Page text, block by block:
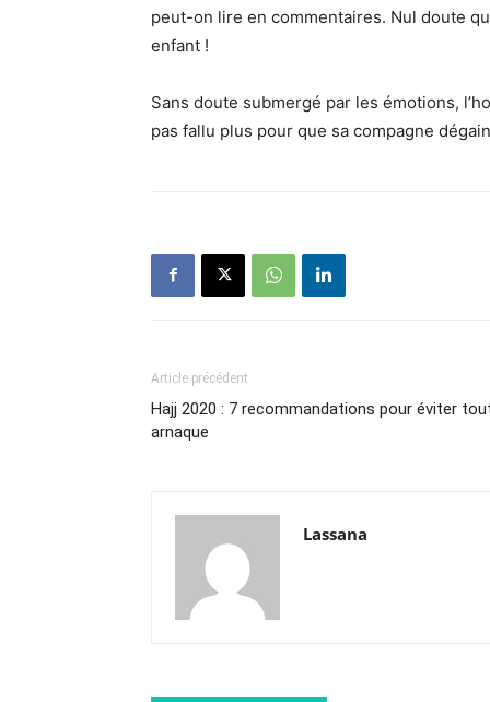
peut-on lire en commentaires. Nul doute
enfant !
Sans doute submergé par les émotions,
pas fallu plus pour que sa compagne
Article précédent
Hajj 2020 : 7 recommandations pour éviter
arnaque
Lassana